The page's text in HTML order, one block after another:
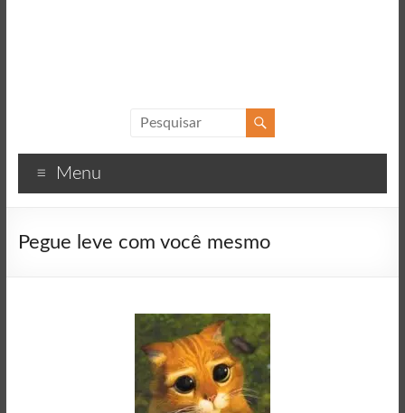
Textos
motivacionais
sucesso
Menu
Pegue leve com você mesmo